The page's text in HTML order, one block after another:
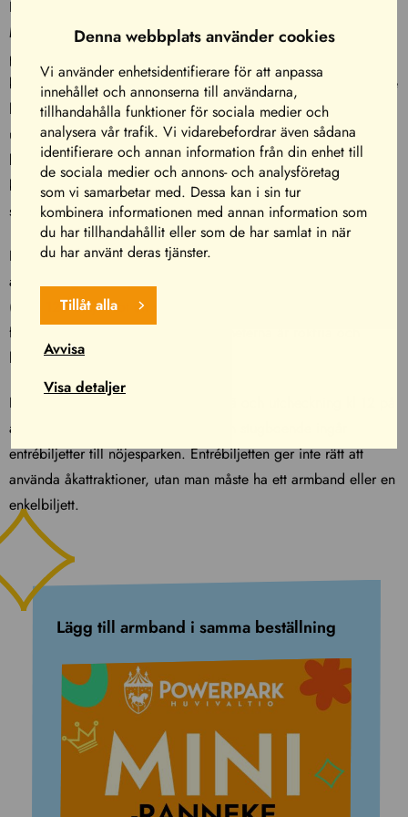
Denna webbplats använder cookies
Vi använder enhetsidentifierare för att anpassa
innehållet och annonserna till användarna,
tillhandahålla funktioner för sociala medier och
analysera vår trafik. Vi vidarebefordrar även sådana
identifierare och annan information från din enhet till
de sociala medier och annons- och analysföretag
som vi samarbetar med. Dessa kan i sin tur
kombinera informationen med annan information som
du har tillhandahållit eller som de har samlat in när
du har använt deras tjänster.
Tillåt alla
Avvisa
Visa detaljer
Kelo lägenheter erbjuder högkvalitativt boende precis intill
Mika Salo Circuit utomhus kartingbana. Lägenheter för sex
personer med pentry, dubbelrum, bastu, dusch och toalett på
bottenvåning. På loftet finns det bäddar för fyra personer. Varje
lägenhet har en liten balkong med utsikt över kartingbanan
utomhus. Vanligaste serviserna för fem personer, kokplattor,
kylskåp, mikrovågsugn och kaffebryggare. Våra spännande
boenden inkluderar alltid sänglinnen, handdukar och
slutstädning.
I lägenhetspriset ingår sängkläder och slutstädning, samt
användning av campingområdets utomhuspool på sommaren
(djup 120 cm). Mot en separat avgift är det möjligt att äta
frukost på Park Hotel Härmä. Lägenheterna är rökfria och
husdjur får inte bo i dem.
Incheckning kl 15 i Park Hotel Härmä och utcheckning kl 12 på
avresedagen. I hotell-, lägenhets- och stugboende ingår
entrébiljetter till nöjesparken. Entrébiljetten ger inte rätt att
använda åkattraktioner, utan man måste ha ett armband eller en
enkelbiljett.
Lägg till armband i samma beställning